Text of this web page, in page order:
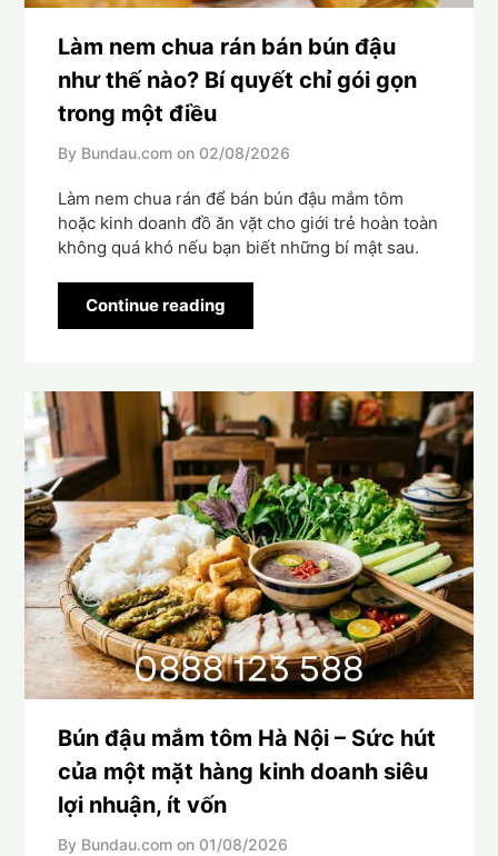
Làm nem chua rán bán bún đậu
như thế nào? Bí quyết chỉ gói gọn
trong một điều
By Bundau.com on 02/08/2026
Làm nem chua rán để bán bún đậu mắm tôm
hoặc kinh doanh đồ ăn vặt cho giới trẻ hoàn toàn
không quá khó nếu bạn biết những bí mật sau.
Continue reading
Bún đậu mắm tôm Hà Nội – Sức hút
của một mặt hàng kinh doanh siêu
lợi nhuận, ít vốn
By Bundau.com on 01/08/2026